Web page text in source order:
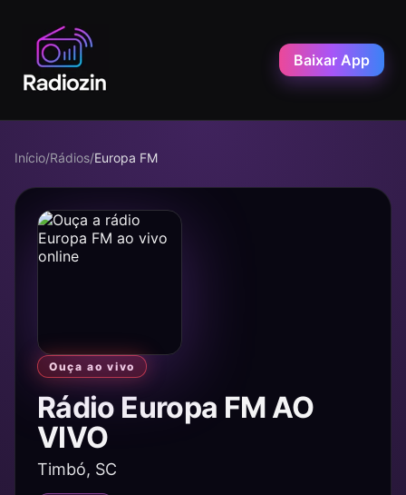
Baixar App
Início/Rádios/Europa FM
Ouça ao vivo
Rádio Europa FM AO
VIVO
Timbó, SC